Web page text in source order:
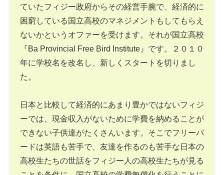
ていたフィジー政府からその経営手腕で、経済的に
困窮している国立高校のマネジメントもしてもらえ
ないかというオファーを受けます。それが国立高校
『Ba Provincial Free Bird Institute』です。２０１０
年に学校名を改名し、新しくスタートを切りまし
た。
日本と比較して経済的にあまり豊かではないフィジ
ーでは、現金収入がないために学費を納めることが
できない子供達がたくさんいます。そこでフリーバ
ードは英語も苦手で、友達を作るのも苦手な日本の
高校生たちの世話をフィジー人の高校生たちが見る